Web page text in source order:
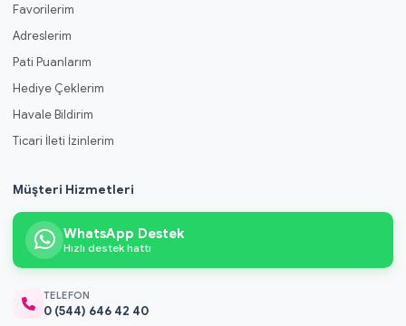
Favorilerim
Adreslerim
Pati Puanlarım
Hediye Çeklerim
Havale Bildirim
Ticari İleti İzinlerim
Müşteri Hizmetleri
WhatsApp Destek
Hızlı destek hattı
TELEFON
0 (544) 646 42 40